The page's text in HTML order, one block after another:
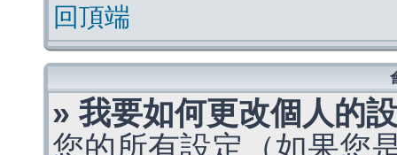
回頂端
» 我要如何更改個人的
您的所有設定（如果您